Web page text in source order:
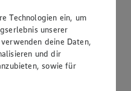
oder Servierplatte stellen
auslegen. Etwas
Salatboden aufstreichen.
Paprikastreifen,
Technologien ein, um
unserer
deine Daten,
und dir
sowie für